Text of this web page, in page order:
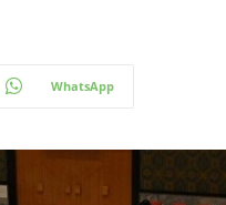
WhatsApp